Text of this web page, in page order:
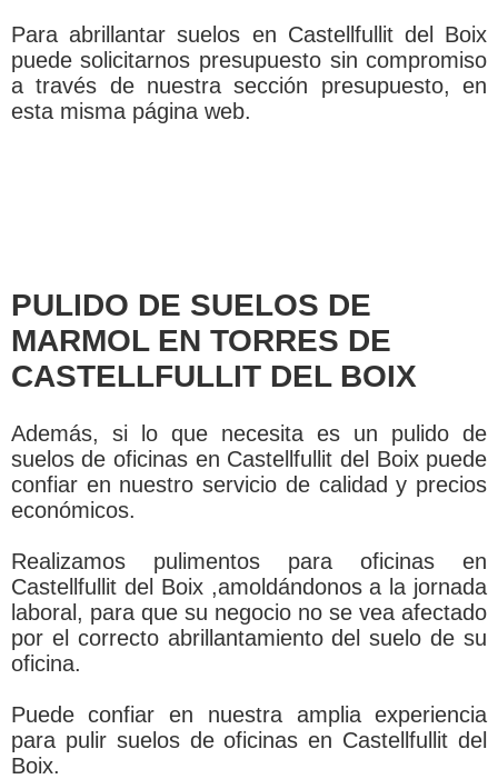
Para abrillantar suelos en Castellfullit del Boix
puede solicitarnos presupuesto sin compromiso
a través de nuestra sección presupuesto, en
esta misma página web.
PULIDO DE SUELOS DE
MARMOL EN TORRES DE
CASTELLFULLIT DEL BOIX
Además, si lo que necesita es un pulido de
suelos de oficinas en Castellfullit del Boix puede
confiar en nuestro servicio de calidad y precios
económicos.
Realizamos pulimentos para oficinas en
Castellfullit del Boix ,amoldándonos a la jornada
laboral, para que su negocio no se vea afectado
por el correcto abrillantamiento del suelo de su
oficina.
Puede confiar en nuestra amplia experiencia
para pulir suelos de oficinas en Castellfullit del
Boix.